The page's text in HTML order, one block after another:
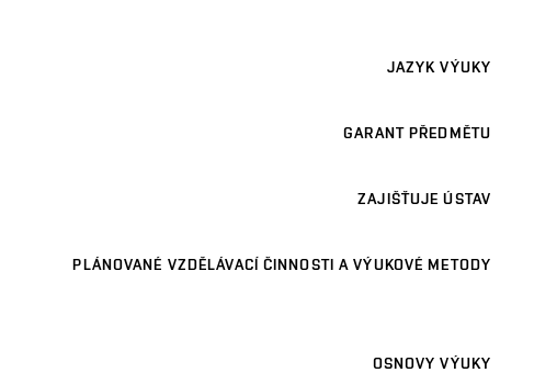
JAZYK VÝUKY
GARANT PŘEDMĚTU
ZAJIŠŤUJE ÚSTAV
PLÁNOVANÉ VZDĚLÁVACÍ ČINNOSTI A VÝUKOVÉ METODY
OSNOVY VÝUKY